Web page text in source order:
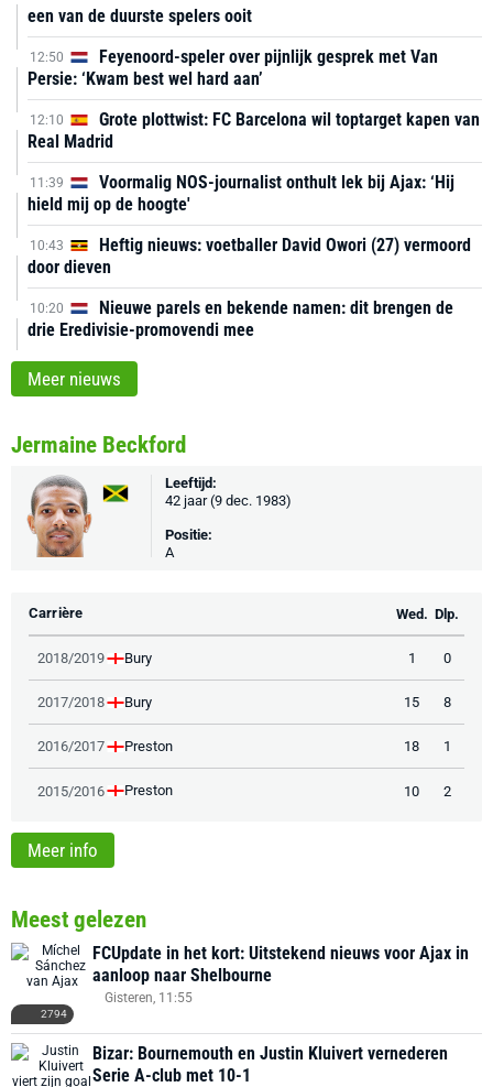
een van de duurste spelers ooit
12:50
Feyenoord-speler over pijnlijk gesprek met Van
Persie: ‘Kwam best wel hard aan’
12:10
Grote plottwist: FC Barcelona wil toptarget kapen van
Real Madrid
11:39
Voormalig NOS-journalist onthult lek bij Ajax: ‘Hij
hield mij op de hoogte'
10:43
Heftig nieuws: voetballer David Owori (27) vermoord
door dieven
10:20
Nieuwe parels en bekende namen: dit brengen de
drie Eredivisie-promovendi mee
Meer nieuws
Jermaine Beckford
Leeftijd:
42 jaar (9 dec. 1983)
Positie:
A
Carrière Wed. Dlp.
2018/2019 Bury 1 0
2017/2018 Bury 15 8
2016/2017 Preston 18 1
2015/2016 Preston 10 2
Meer info
Meest gelezen
2794
FCUpdate in het kort: Uitstekend nieuws voor Ajax in
aanloop naar Shelbourne
Gisteren, 11:55
Bizar: Bournemouth en Justin Kluivert vernederen
Serie A-club met 10-1